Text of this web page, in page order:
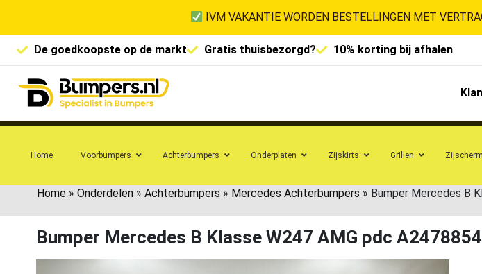
IVM VAKANTIE WORDEN BESTELLINGEN MET
De goedkoopste op de markt Gratis thuisbezorgd? 10% korting bij afhalen
Home Voorbumpers Achterbumpers Onderplaten Zijskirts Grillen Zijscherm
Home » Onderdelen » Achterbumpers » Mercedes Achterbumpers » Bumper Mercedes B
Bumper Mercedes B Klasse W247 AMG pdc